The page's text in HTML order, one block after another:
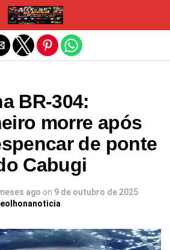
BR-304:
morre após
de ponte
Cabugi
ago on 9 de outubro de 2025
da versão mobile